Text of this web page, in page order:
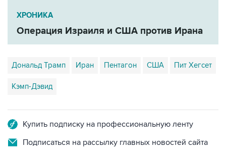
ХРОНИКА
Операция Израиля и США против Ирана
Дональд Трамп Иран Пентагон США Пит Хегсет
Кэмп-Дэвид
Купить подписку на профессиональную ленту
Подписаться на рассылку главных новостей сайта